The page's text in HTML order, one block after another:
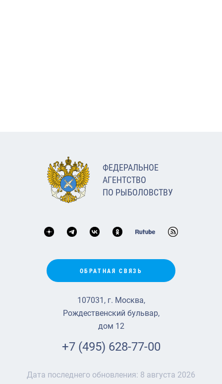
ФЕДЕРАЛЬНОЕ
АГЕНТСТВО
ПО РЫБОЛОВСТВУ
ОБРАТНАЯ СВЯЗЬ
107031, г. Москва,
Рождественский бульвар,
дом 12
+7 (495) 628-77-00
Дата последнего обновления: 8 августа 2026